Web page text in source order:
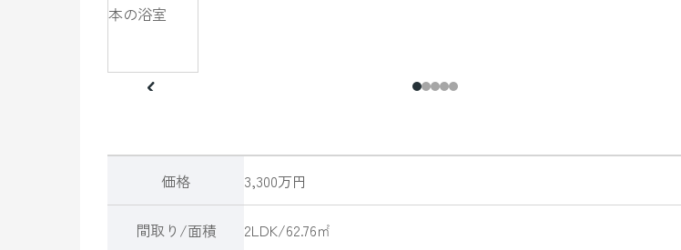
価格 3,300万円
間取り/面積 2LDK/62.76㎡